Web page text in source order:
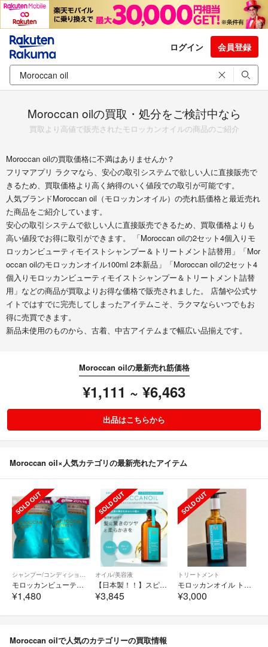
ログイン 会員登録
Moroccan oilの買取・処分をご検討中なら
買取より高値で販売されたモロッカンオイルの商品のご紹介
Moroccan oilの買取価格に不満はありませんか？
フリマアプリ ラクマなら、安心の取引システムで欲しい人に直接販売で
きるため、買取価格より高く納得のいく値段での取引が可能です。
人気ブランドMoroccan oil（モロッカンオイル）の売れ筋価格と最近売れ
た商品をご紹介しています。
安心の取引システムで欲しい人に直接販売できるため、買取価格よりも
高い値段でお得に取引ができます。 「Moroccan oilの2セット4個入りモ
ロッカンビューティモイストシャンプー＆トリートメント詰替用」「Mor
occan oilのモロッカンオイル100ml 2本新品」「Moroccan oilの2セット4
個入りモロッカンビューティモイストシャンプー＆トリートメント詰替
用」などの商品が買取よりお得な価格で販売されました。 店舗や公式サ
イトではすでに完売してしまったアイテムこそ、ラクマならいつでもお
得に売買できます。
新品未使用のものから、古着、中古アイテムまで幅広い品揃えです。
Moroccan oilの最新売れ筋価格
¥1,111 ~ ¥6,463
出品はこちらから
Moroccan oil×人気カテゴリの最新売れたアイテム
シャンプー/コンディショナーセット
モロッカンビューティ ディープモイスト シャンプー＆トリートメント詰替用
¥1,480
オイル/美容液
【日本製！！】スピード発送！！モロッカンオイル 100ml ポンプ付き！！
¥3,845
トリートメント
モロッカンオイル トリートメント 100ml 正規品 ポンプ付
¥3,000
Moroccan oilで人気のカテゴリーの買取情報